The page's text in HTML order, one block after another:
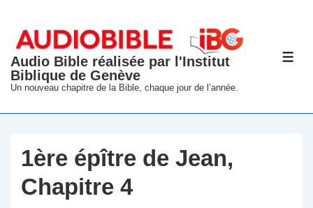
passer
contenu
principal
Audio Bible réalisée par l'Institut
Biblique de Genève
Un nouveau chapitre de la Bible, chaque jour de l’année.
1ère épître de Jean,
Chapitre 4